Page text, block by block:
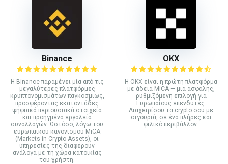
Binance
Η Binance παραμένει μία από τις
μεγαλύτερες πλατφόρμες
κρυπτονομισμάτων παγκοσμίως,
προσφέροντας εκατοντάδες
ψηφιακά περιουσιακά στοιχεία
και προηγμένα εργαλεία
συναλλαγών. Ωστόσο, λόγω του
ευρωπαϊκού κανονισμού MiCA
(Markets in Crypto-Assets), οι
υπηρεσίες της διαφέρουν
ανάλογα με τη χώρα κατοικίας
του χρήστη.
ΟΚΧ
Η OKX είναι η πρώτη πλατφόρμα
με άδεια MiCA — μια ασφαλής,
ρυθμιζόμενη επιλογή για
Ευρωπαίους επενδυτές.
Διαχειρίσου τα crypto σου με
σιγουριά, σε ένα πλήρες και
φιλικό περιβάλλον.